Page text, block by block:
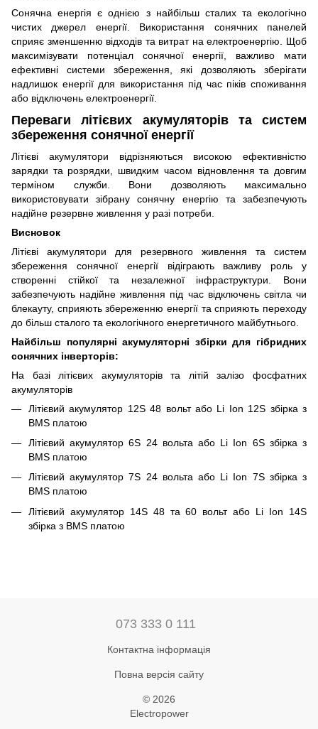
Сонячна енергія є однією з найбільш сталих та екологічно
чистих джерел енергії. Використання сонячних панелей
сприяє зменшенню відходів та витрат на електроенергію. Щоб
максимізувати потенціал сонячної енергії, важливо мати
ефективні системи збереження, які дозволяють зберігати
надлишок енергії для використання під час піків споживання
або відключень електроенергії.
Переваги літієвих акумуляторів та систем
збереження сонячної енергії
Літієві акумулятори відрізняються високою ефективністю
зарядки та розрядки, швидким часом відновлення та довгим
терміном служби. Вони дозволяють максимально
використовувати зібрану сонячну енергію та забезпечують
надійне резервне живлення у разі потреби.
Висновок
Літієві акумулятори для резервного живлення та систем
збереження сонячної енергії відіграють важливу роль у
створенні стійкої та незалежної інфраструктури. Вони
забезпечують надійне живлення під час відключень світла чи
блекауту, сприяють збереженню енергії та сприяють переходу
до більш сталого та екологічного енергетичного майбутнього.
Найбільш популярні акумуляторні збірки для гібридних
сонячних інверторів:
На базі літієвих акумуляторів та літій залізо фосфатних
акумуляторів
Літієвий акумулятор 12S 48 вольт або Li Ion 12S збірка з
BMS платою
Літієвий акумулятор 6S 24 вольта або Li Ion 6S збірка з
BMS платою
Літієвий акумулятор 7S 24 вольта або Li Ion 7S збірка з
BMS платою
Літієвий акумулятор 14S 48 та 60 вольт або Li Ion 14S
збірка з BMS платою
073 333 0 111
Контактна інформація
Повна версія сайту
© 2026
Electropower